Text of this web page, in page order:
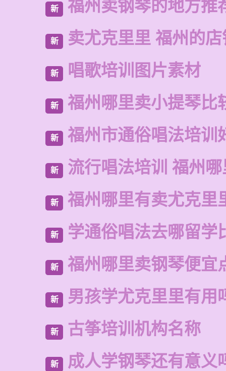
新 福州卖钢琴的地方推
新 卖尤克里里 福州的
新 唱歌培训图片素材
新 福州哪里卖小提琴比
新 福州市通俗唱法培训
新 流行唱法培训 福州
新 福州哪里有卖尤克里
新 学通俗唱法去哪留学
新 福州哪里卖钢琴便宜
新 男孩学尤克里里有用
新 古筝培训机构名称
新 成人学钢琴还有意义